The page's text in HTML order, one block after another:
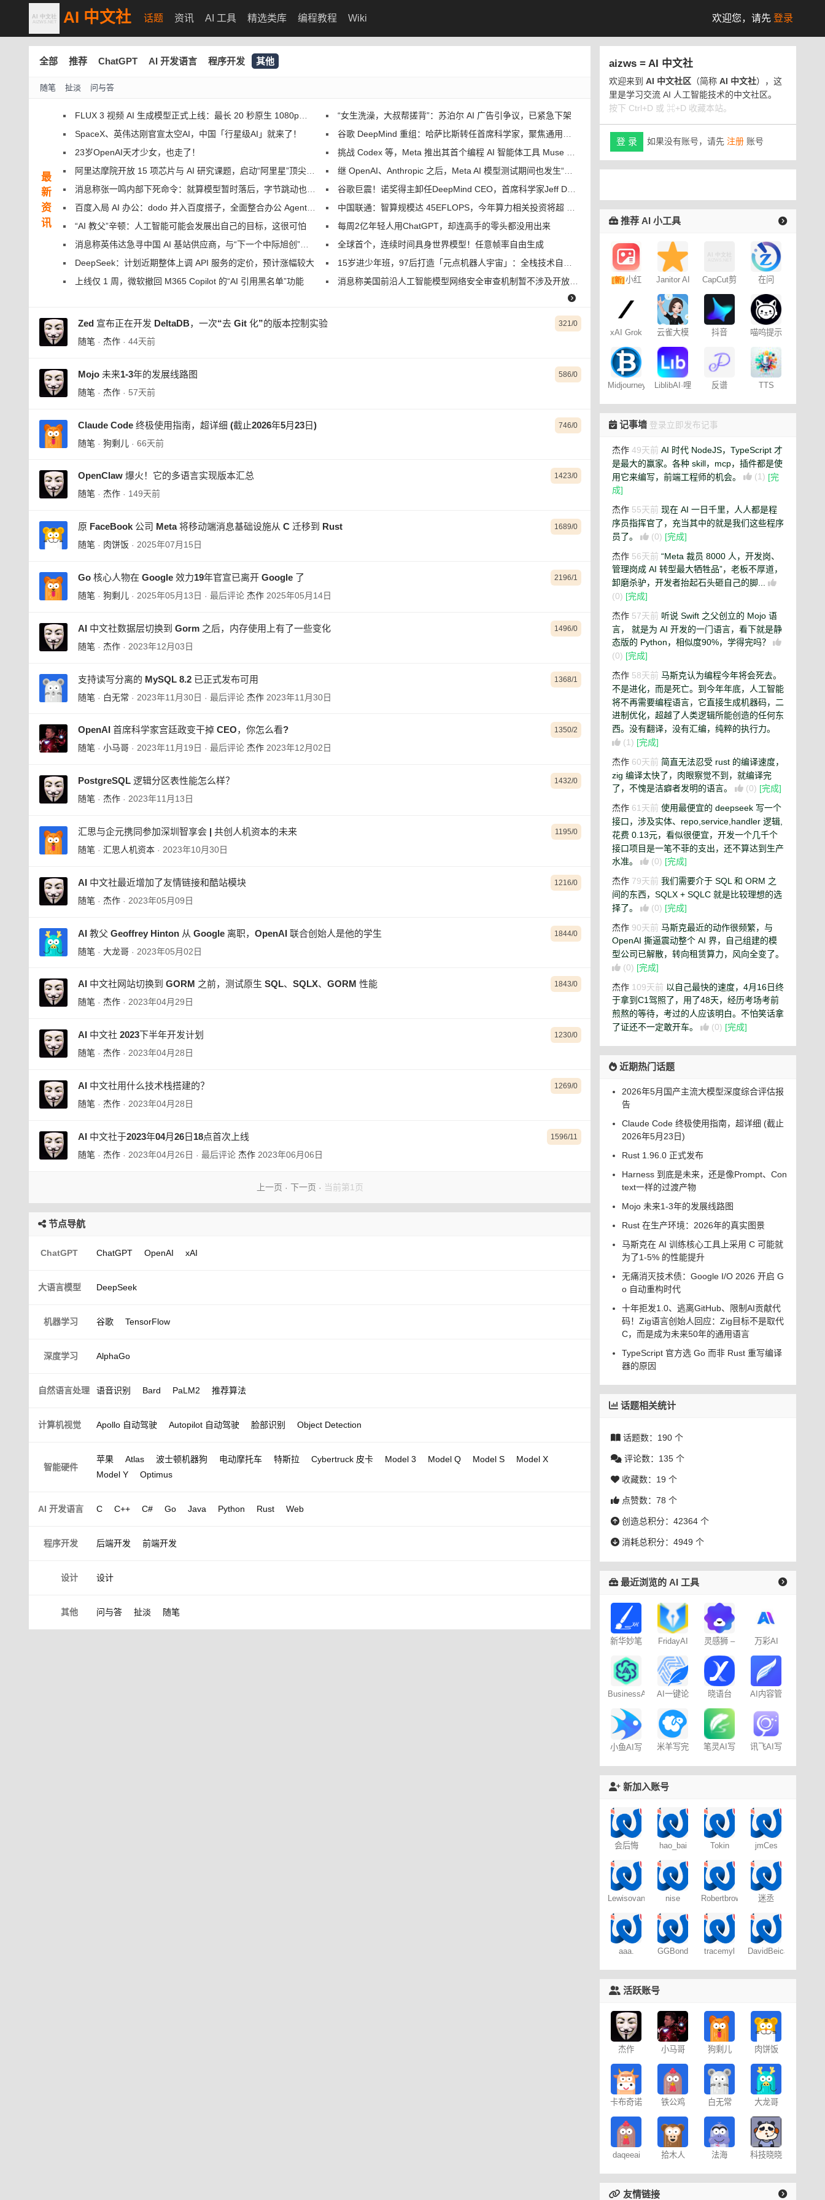
AI 中文社 话题 资讯 AI 工具 精选类库 编程教程 Wiki 欢迎您， 请先 登录
全部 推荐 ChatGPT AI 开发语言 程序开发 其他
随笔 扯淡 问与答
最
新
资
讯
FLUX 3 视频 AI 生成模型正式上线：最长 20 秒原生 1080p，跑分优于 Seedance 2.0
SpaceX、英伟达刚官宣太空AI，中国「行星级AI」就来了！
23岁OpenAI天才少女，也走了！
阿里达摩院开放 15 项芯片与 AI 研究课题，启动“阿里星”顶尖人才招募
消息称张一鸣内部下死命令：就算模型暂时落后，字节跳动也不会依赖 AI 蒸馏技术
百度入局 AI 办公：dodo 并入百度搭子，全面整合办公 Agent 业务
“AI 教父”辛顿：人工智能可能会发展出自己的目标，这很可怕
消息称英伟达急寻中国 AI 基站供应商，与“下一个中际旭创”合作开发 6G 基站
DeepSeek：计划近期整体上调 API 服务的定价，预计涨幅较大
上线仅 1 周，微软撤回 M365 Copilot 的“AI 引用黑名单”功能
“女生洗澡，大叔帮搓背”：苏泊尔 AI 广告引争议，已紧急下架
谷歌 DeepMind 重组：哈萨比斯转任首席科学家，聚焦通用人工智能应用
挑战 Codex 等，Meta 推出其首个编程 AI 智能体工具 Muse Code
继 OpenAI、Anthropic 之后，Meta AI 模型测试期间也发生“越界”事件
谷歌巨震！诺奖得主卸任DeepMind CEO，首席科学家Jeff Dean离职创业
中国联通：智算规模达 45EFLOPS，今年算力相关投资将超 175 亿元
每周2亿年轻人用ChatGPT，却连高手的零头都没用出来
全球首个，连续时间具身世界模型！任意帧率自由生成
15岁进少年班，97后打造「元点机器人宇宙」：全栈技术自研领跑家庭机器人赛道
消息称美国前沿人工智能模型网络安全审查机制暂不涉及开放权重模型
Zed 宣布正在开发 DeltaDB，一次“去 Git 化”的版本控制实验
随笔 · 杰作 · 44天前
321/0
Mojo 未来1-3年的发展线路图
随笔 · 杰作 · 57天前
586/0
Claude Code 终极使用指南，超详细 (截止2026年5月23日)
随笔 · 狗剩儿 · 66天前
746/0
OpenClaw 爆火！它的多语言实现版本汇总
随笔 · 杰作 · 149天前
1423/0
原 FaceBook 公司 Meta 将移动端消息基础设施从 C 迁移到 Rust
随笔 · 肉饼饭 · 2025年07月15日
1689/0
Go 核心人物在 Google 效力19年官宣已离开 Google 了
随笔 · 狗剩儿 · 2025年05月13日 · 最后评论 杰作 2025年05月14日
2196/1
AI 中文社数据层切换到 Gorm 之后，内存使用上有了一些变化
随笔 · 杰作 · 2023年12月03日
1496/0
支持读写分离的 MySQL 8.2 已正式发布可用
随笔 · 白无常 · 2023年11月30日 · 最后评论 杰作 2023年11月30日
1368/1
OpenAI 首席科学家宫廷政变干掉 CEO，你怎么看?
随笔 · 小马哥 · 2023年11月19日 · 最后评论 杰作 2023年12月02日
1350/2
PostgreSQL 逻辑分区表性能怎么样？
随笔 · 杰作 · 2023年11月13日
1432/0
汇思与企元携同参加深圳智享会 | 共创人机资本的未来
随笔 · 汇思人机资本 · 2023年10月30日
1195/0
AI 中文社最近增加了友情链接和酷站模块
随笔 · 杰作 · 2023年05月09日
1216/0
AI 教父 Geoffrey Hinton 从 Google 离职，OpenAI 联合创始人是他的学生
随笔 · 大龙哥 · 2023年05月02日
1844/0
AI 中文社网站切换到 GORM 之前，测试原生 SQL、SQLX、GORM 性能
随笔 · 杰作 · 2023年04月29日
1843/0
AI 中文社 2023下半年开发计划
随笔 · 杰作 · 2023年04月28日
1230/0
AI 中文社用什么技术栈搭建的？
随笔 · 杰作 · 2023年04月28日
1269/0
AI 中文社于2023年04月26日18点首次上线
随笔 · 杰作 · 2023年04月26日 · 最后评论 杰作 2023年06月06日
1596/11
上一页 · 下一页 · 当前第1页
节点导航
ChatGPT ChatGPT OpenAI xAI
大语言模型 DeepSeek
机器学习 谷歌 TensorFlow
深度学习 AlphaGo
自然语言处理 语音识别 Bard PaLM2 推荐算法
计算机视觉 Apollo 自动驾驶 Autopilot 自动驾驶 脸部识别 Object Detection
智能硬件
苹果 Atlas 波士顿机器狗 电动摩托车 特斯拉 Cybertruck 皮卡 Model 3 Model Q Model S
Model X
Model Y
Optimus
AI 开发语言 C C++ C# Go Java Python Rust Web
程序开发 后端开发 前端开发
设计 设计
其他 问与答 扯淡 随笔
aizws = AI 中文社
欢迎来到 AI 中文社区 （简称 AI 中文社），这
里是学习交流 AI 人工智能技术的中文社区。
按下 Ctrl+D 或 ⌘+D 收藏本站。
登 录 如果没有账号，请先 注册 账号
推荐 AI 小工具
[新] 小红
记
Janitor AI
聊天
CapCut剪
在问
xAI Grok
云雀大模
抖音
– 免费
喵呜提示
Midjourney
生成器
LiblibAI·哩
反谱
TTS
记事墙 登录立即发布记事
杰作 49天前 AI 时代 NodeJS，TypeScript 才
是最大的赢家。各种 skill，mcp，插件都是使
用它来编写，前端工程师的机会。
(1) [完
成]
杰作 55天前 现在 AI 一日千里，人人都是程
序员指挥官了，充当其中的就是我们这些程序
员了。
(0) [完成]
杰作 56天前 “Meta 裁员 8000 人，开发岗、
管理岗成 AI 转型最大牺牲品”，老板不厚道，
卸磨杀驴，开发者抬起石头砸自己的脚...
(0) [完成]
杰作 57天前 听说 Swift 之父创立的 Mojo 语
言， 就是为 AI 开发的一门语言，看下就是静
态版的 Python，相似度90%，学得完吗？
(0) [完成]
杰作 58天前 马斯克认为编程今年将会死去。
不是进化，而是死亡。到今年年底，人工智能
将不再需要编程语言，它直接生成机器码，二
进制优化，超越了人类逻辑所能创造的任何东
西。没有翻译，没有汇编，纯粹的执行力。
(1) [完成]
杰作 60天前 简直无法忍受 rust 的编译速度，
zig 编译太快了，肉眼察觉不到，就编译完
了，不愧是洁癖者发明的语言。
(0) [完成]
杰作 61天前 使用最便宜的 deepseek 写一个
接口，涉及实体、repo,service,handler 逻辑,
花费 0.13元，看似很便宜，开发一个几千个
接口项目是一笔不菲的支出，还不算达到生产
水准。
(0) [完成]
杰作 79天前 我们需要介于 SQL 和 ORM 之
间的东西，SQLX + SQLC 就是比较理想的选
择了。
(0) [完成]
杰作 90天前 马斯克最近的动作很频繁，与
OpenAI 撕逼震动整个 AI 界，自己组建的模
型公司已解散，转向租赁算力，风向全变了。
(0) [完成]
杰作 109天前 以自己最快的速度，4月16日终
于拿到C1驾照了，用了48天，经历考场考前
煎熬的等待，考过的人应该明白。不怕笑话拿
了证还不一定敢开车。
(0) [完成]
近期热门话题
2026年5月国产主流大模型深度综合评估报
告
Claude Code 终极使用指南，超详细 (截止
2026年5月23日)
Rust 1.96.0 正式发布
Harness 到底是未来，还是像Prompt、Con
text一样的过渡产物
Mojo 未来1-3年的发展线路图
Rust 在生产环境：2026年的真实图景
马斯克在 AI 训练核心工具上采用 C 可能就
为了1-5% 的性能提升
无痛消灭技术债：Google I/O 2026 开启 G
o 自动重构时代
十年拒发1.0、逃离GitHub、限制AI贡献代
码！Zig语言创始人回应：Zig目标不是取代
C，而是成为未来50年的通用语言
TypeScript 官方选 Go 而非 Rust 重写编译
器的原因
话题相关统计
话题数：190 个
评论数：135 个
收藏数：19 个
点赞数：78 个
创造总积分：42364 个
消耗总积分：4949 个
最近浏览的 AI 工具
新华妙笔
FridayAI
灵感狮 –
作
万彩AI
BusinessAI
AI一键论
AIPaperPass
晓语台
AI内容管
100篇
小鱼AI写
米羊写完
笔灵AI写
讯飞AI写
新加入账号
会后悔 hao_bai Tokin jmCes
Lewisovant nise Robertbrows 迷丞
aaa. GGBond tracemyl DavidBeica
活跃账号
杰作 小马哥 狗剩儿 肉饼饭
卡布奇诺 铁公鸡 白无常 大龙哥
daqeeai 拾木人 法海 科技晓晓
友情链接